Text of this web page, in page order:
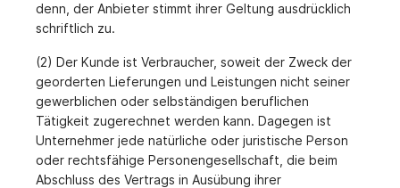
denn, der Anbieter stimmt ihrer Geltung ausdrücklich
schriftlich zu.
(2) Der Kunde ist Verbraucher, soweit der Zweck der
georderten Lieferungen und Leistungen nicht seiner
gewerblichen oder selbständigen beruflichen
Tätigkeit zugerechnet werden kann. Dagegen ist
Unternehmer jede natürliche oder juristische Person
oder rechtsfähige Personengesellschaft, die beim
Abschluss des Vertrags in Ausübung ihrer